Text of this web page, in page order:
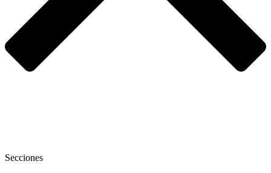
Secciones